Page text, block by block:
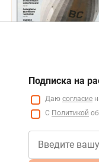
Подписка на
Даю согласие
С Политикой